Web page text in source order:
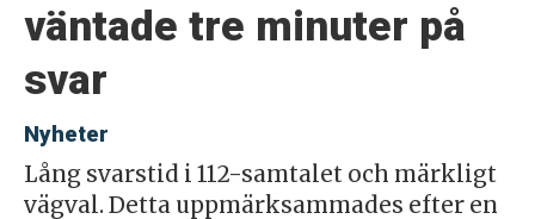
väntade tre minuter på
svar
Nyheter
Lång svarstid i 112-samtalet och märkligt
vägval. Detta uppmärksammades efter en